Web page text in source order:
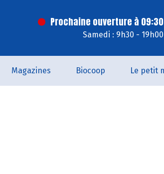
Prochaine ouverture à 09:30
Samedi : 9h30 - 19h00
Magazines Biocoop